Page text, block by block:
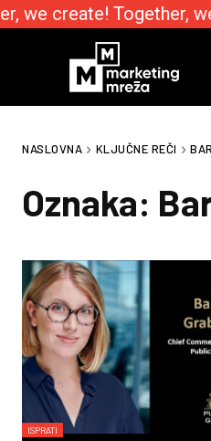
we create! Together,
NASLOVNA KLJUČNE REČI
Oznaka:
ISPRATI